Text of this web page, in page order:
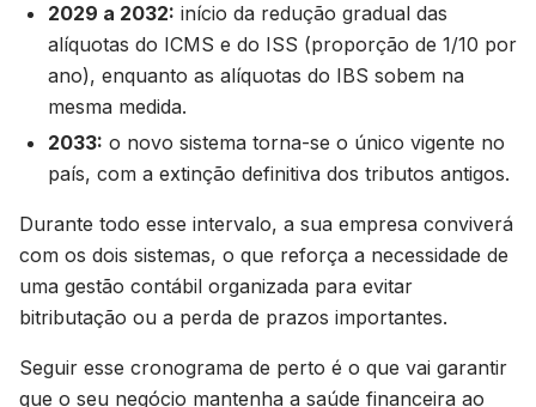
2029 a 2032: início da redução gradual das
alíquotas do ICMS e do ISS (proporção de 1/10 por
ano), enquanto as alíquotas do IBS sobem na
mesma medida.
2033: o novo sistema torna-se o único vigente no
país, com a extinção definitiva dos tributos antigos.
Durante todo esse intervalo, a sua empresa conviverá
com os dois sistemas, o que reforça a necessidade de
uma gestão contábil organizada para evitar
bitributação ou a perda de prazos importantes.
Seguir esse cronograma de perto é o que vai garantir
que o seu negócio mantenha a saúde financeira ao